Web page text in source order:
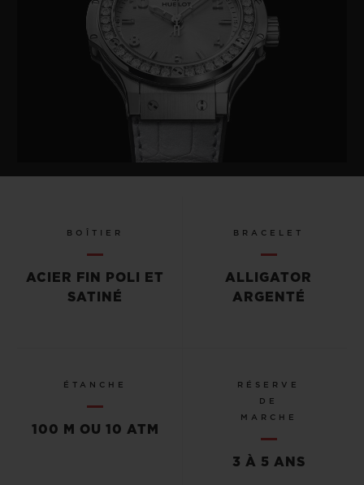
BOÎTIER
ACIER FIN POLI ET
SATINÉ
BRACELET
ALLIGATOR
ARGENTÉ
ÉTANCHE
100 M OU 10 ATM
RÉSERVE
DE
MARCHE
3 À 5 ANS